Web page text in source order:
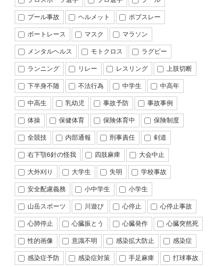
プール事故
ヘルメット
ボブスレー
ボートレース
マスク
マラソン
メンタルヘルス
モトクロス
ラグビー
ランニング
リレー レスリング
上肢切断
下半身不随
不法行為 中学生
中高年
中高生
乳幼児 事故予防
事故事例
体操
保健体育 保険体育中
保険制度
全競技
内部通報 刑事責任
剣道
右下顎6針の怪我
四肢麻痺
大会中止
大外刈り
大学生 失明
学校事故
安全配慮義務
小中学生
小学生
山岳スポーツ
川遊び 心停止
心停止事故
心肺停止
心臓振とう 心臓発作
心臓突然死
性的画像
意識不明 感染拡大防止
感染症
感染症予防
感染症対策 手足麻痺 打球事故